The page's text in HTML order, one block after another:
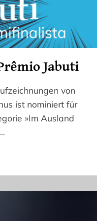
Jabuti
von
ist nominiert für
»Im Ausland